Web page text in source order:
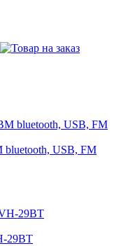
bluetooth, USB, FM
29BT